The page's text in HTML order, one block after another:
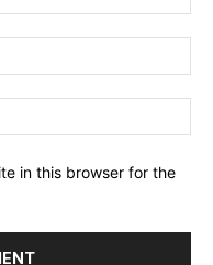
in this browser for the